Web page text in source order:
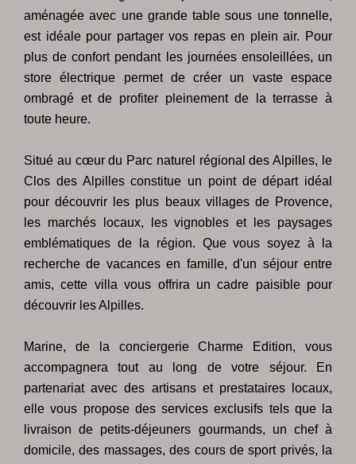
aménagée avec une grande table sous une tonnelle,
est idéale pour partager vos repas en plein air. Pour
plus de confort pendant les journées ensoleillées, un
store électrique permet de créer un vaste espace
ombragé et de profiter pleinement de la terrasse à
toute heure.
Situé au cœur du Parc naturel régional des Alpilles, le
Clos des Alpilles constitue un point de départ idéal
pour découvrir les plus beaux villages de Provence,
les marchés locaux, les vignobles et les paysages
emblématiques de la région. Que vous soyez à la
recherche de vacances en famille, d'un séjour entre
amis, cette villa vous offrira un cadre paisible pour
découvrir les Alpilles.
Marine, de la conciergerie Charme Edition, vous
accompagnera tout au long de votre séjour. En
partenariat avec des artisans et prestataires locaux,
elle vous propose des services exclusifs tels que la
livraison de petits-déjeuners gourmands, un chef à
domicile, des massages, des cours de sport privés, la